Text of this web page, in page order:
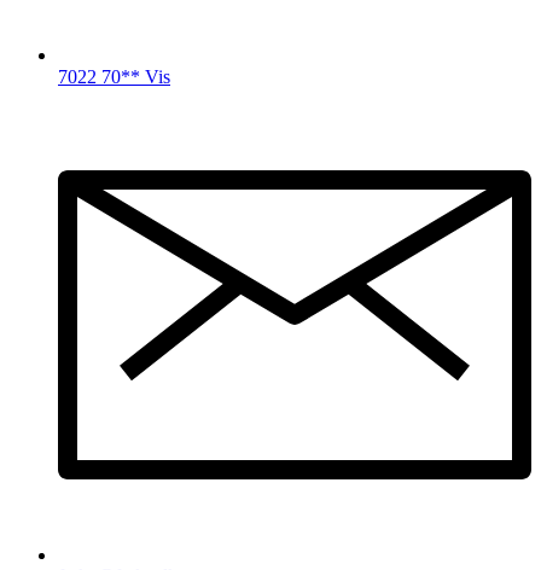
7022 70** Vis